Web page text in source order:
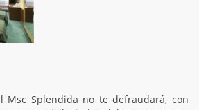
Msc Splendida no te defraudará, con